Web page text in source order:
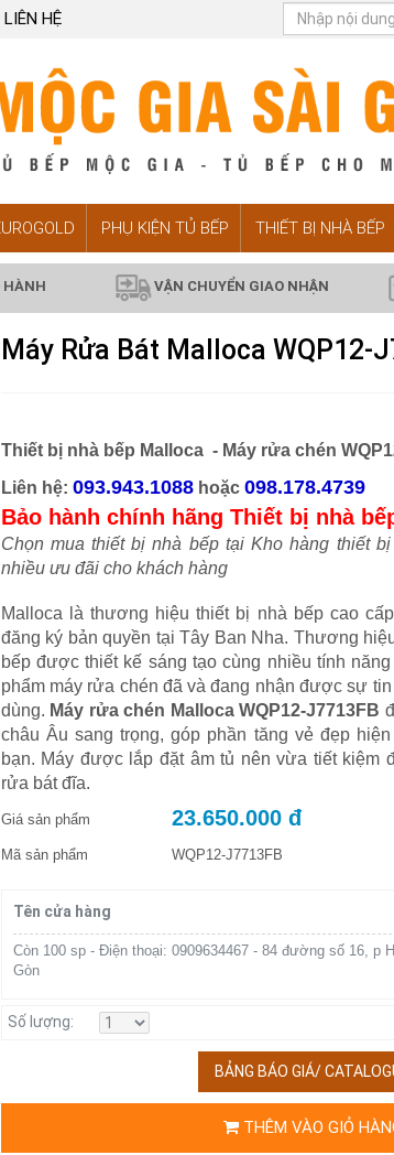
LIÊN HỆ
PHỤ KIỆN TỦ BẾP THIẾT BỊ NHÀ BẾP
HÀNH VẬN CHUYỂN GIAO NHẬN
Máy Rửa Bát Malloca WQP12-
Thiết bị nhà bếp Malloca - Máy rửa chén
Liên hệ: 093.943.1088hoặc 098.178.4739
Bảo hành chính hãng Thiết bị nhà b
Chọn mua thiết bị nhà bếp tại Kho hàng thiết
nhiều ưu đãi cho khách hàng
Malloca là thương hiệu thiết bị nhà bếp cao
đăng ký bản quyền tại Tây Ban Nha. Thương
bếp được thiết kế sáng tạo cùng nhiều tính
phẩm máy rửa chén đã và đang nhận được sự
dùng. Máy rửa chén Malloca WQP12-J7713FB
châu Âu sang trọng, góp phần tăng vẻ đẹp
bạn. Máy được lắp đặt âm tủ nên vừa tiết kiệm
rửa bát đĩa.
Giá sản phẩm 23.650.000 đ
Mã sản phẩm WQP12-J7713FB
Tên cửa hàng
Còn 100 sp - Điện thoại: 0909634467 - 84 đường số 16, p
Gòn
Số lượng:
BẢNG BÁO GIÁ/
THÊM VÀO GIỎ